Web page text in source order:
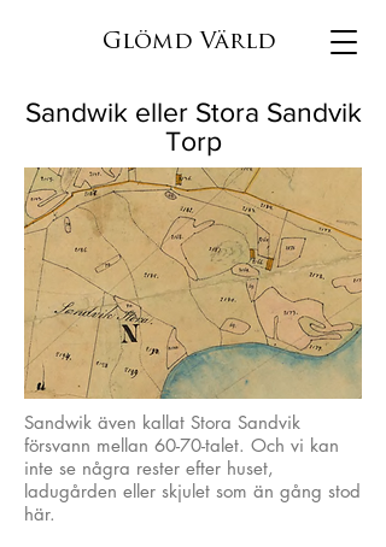
Glömd Värld
Sandwik eller Stora Sandvik
Torp
Sandwik även kallat Stora Sandvik
försvann mellan 60-70-talet. Och vi kan
inte se några rester efter huset,
ladugården eller skjulet som än gång stod
här.